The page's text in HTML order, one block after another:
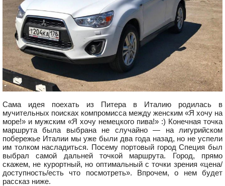
Сама идея поехать из Питера в Италию родилась в
мучительных поисках компромисса между женским «Я хочу на
море!» и мужским «Я хочу немецкого пива!» :) Конечная точка
маршрута была выбрана не случайно — на лигурийском
побережье Италии мы уже были два года назад, но не успели
им толком насладиться. Посему портовый город Специя был
выбрал самой дальней точкой маршрута. Город, прямо
скажем, не курортный, но оптимальный с точки зрения «цена/
доступность/есть что посмотреть». Впрочем, о нем будет
рассказ ниже.